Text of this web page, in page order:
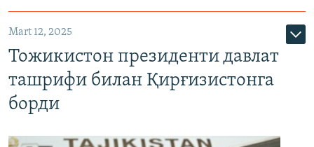
Mart 12, 2025
Тожикистон президенти давлат
ташрифи билан Қирғизистонга
борди